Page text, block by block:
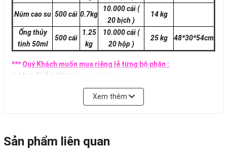
Núm cao su 500 cái 0.7kg
10.000 cái(
20 bịch )
14 kg
Ống thủy
tinh 50ml
500 cái
1.25
kg
10.000 cái(
20 hộp )
25 kg 48*30*54cm
***Quý Khách muốn mua riêng lẻ từng bộ phận :
1. MUA THÂN CHAI
click tại đây
click tại đây
click tại đây
Xem thêm
Sản phẩm liên quan